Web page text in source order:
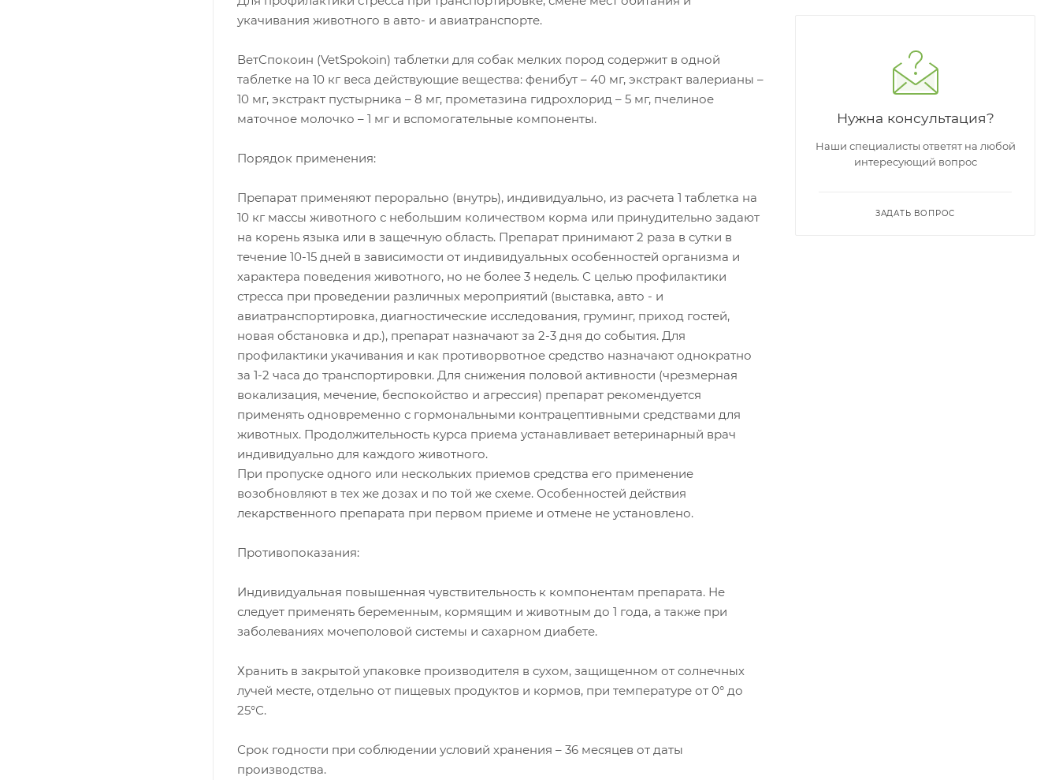
укачивания животного в авто- и авиатранспорте.
ВетСпокоин (VetSpokoin) таблетки для собак мелких пород содержит в одной
таблетке на 10 кг веса действующие вещества: фенибут – 40 мг, экстракт валерианы –
10 мг, экстракт пустырника – 8 мг, прометазина гидрохлорид – 5 мг, пчелиное
маточное молочко – 1 мг и вспомогательные компоненты.
Порядок применения:
Препарат применяют перорально (внутрь), индивидуально, из расчета 1 таблетка на
10 кг массы животного с небольшим количеством корма или принудительно задают
на корень языка или в защечную область. Препарат принимают 2 раза в сутки в
течение 10-15 дней в зависимости от индивидуальных особенностей организма и
характера поведения животного, но не более 3 недель. С целью профилактики
стресса при проведении различных мероприятий (выставка, авто - и
авиатранспортировка, диагностические исследования, груминг, приход гостей,
новая обстановка и др.), препарат назначают за 2-3 дня до события. Для
профилактики укачивания и как противорвотное средство назначают однократно
за 1-2 часа до транспортировки. Для снижения половой активности (чрезмерная
вокализация, мечение, беспокойство и агрессия) препарат рекомендуется
применять одновременно с гормональными контрацептивными средствами для
животных. Продолжительность курса приема устанавливает ветеринарный врач
индивидуально для каждого животного.
При пропуске одного или нескольких приемов средства его применение
возобновляют в тех же дозах и по той же схеме. Особенностей действия
лекарственного препарата при первом приеме и отмене не установлено.
Противопоказания:
Индивидуальная повышенная чувствительность к компонентам препарата. Не
следует применять беременным, кормящим и животным до 1 года, а также при
заболеваниях мочеполовой системы и сахарном диабете.
Хранить в закрытой упаковке производителя в сухом, защищенном от солнечных
лучей месте, отдельно от пищевых продуктов и кормов, при температуре от 0° до
25°С.
Срок годности при соблюдении условий хранения – 36 месяцев от даты
производства.
Нужна консультация?
Наши специалисты ответят на любой
интересующий вопрос
ЗАДАТЬ ВОПРОС